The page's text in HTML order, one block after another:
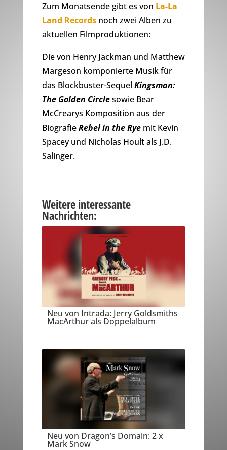
Zum Monatsende gibt es von La-La
Land Recordsnoch zwei Alben zu
aktuellen Filmproduktionen:
Die von Henry Jackman und Matthew
Margeson komponierte Musik für
das Blockbuster-Sequel Kingsman:
The Golden Circlesowie Bear
McCrearys Komposition aus der
BiografieRebel in the Ryemit Kevin
Spacey und Nicholas Hoult als J.D.
Salinger.
Weitere interessante
Nachrichten:
Neu von Intrada: Jerry Goldsmiths
MacArthur als Doppelalbum
Neu von Dragon’s Domain: 2 x
Mark Snow